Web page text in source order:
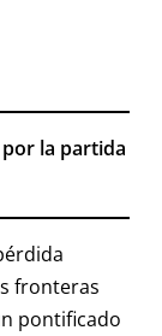
la partida
fronteras
pontificado